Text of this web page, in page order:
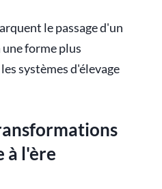
le passage d'un
forme plus
systèmes d'élevage
à l'ère